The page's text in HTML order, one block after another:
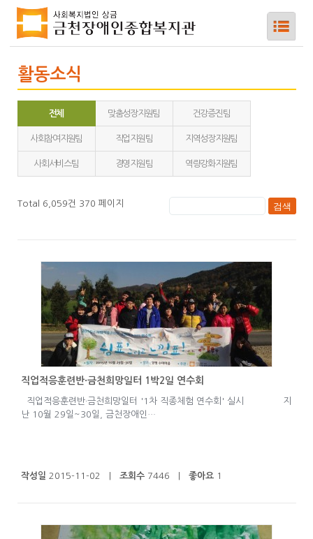
하위메뉴
하위메뉴
활동소식
전체 맞춤성장지원팀 건강증진팀
사회참여지원팀 직업지원팀 지역성장지원팀
사회서비스팀 경영지원팀 역량강화지원팀
Total 6,059건 370 페이지
직업적응훈련반·금천희망일터 1박2일 연수회
직업적응훈련반·금천희망일터 '1차 직종체험 연수회' 실시 지
난 10월 29일~30일, 금천장애인…
작성일 2015-11-02 | 조회수7446 | 좋아요1